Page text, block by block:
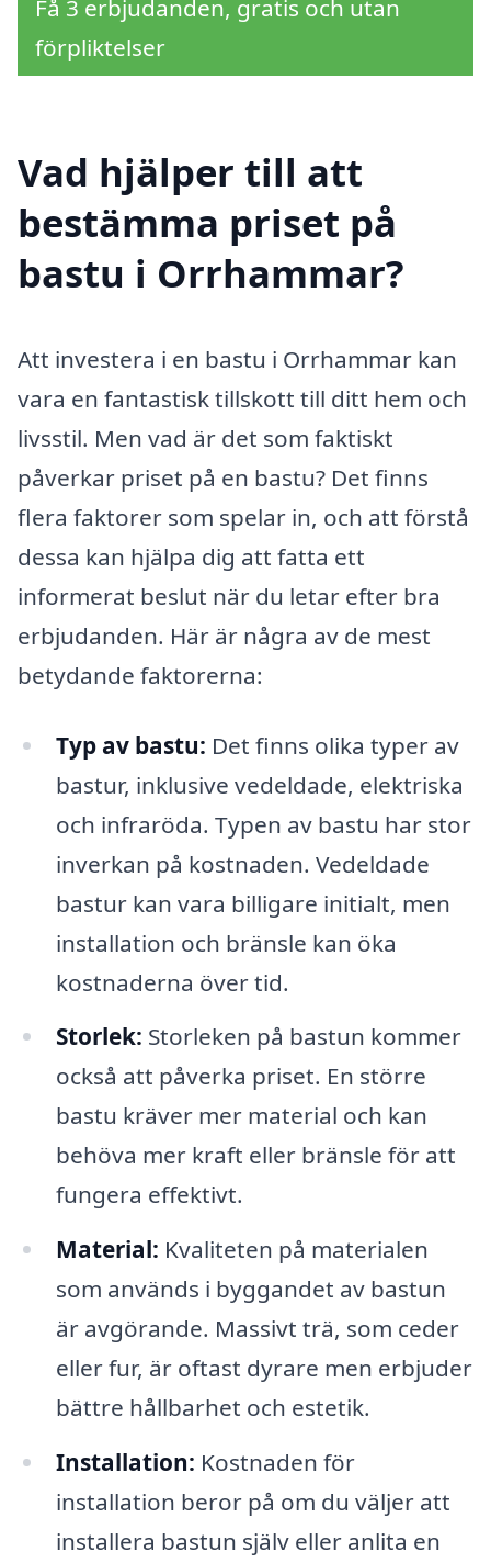
Få 3 erbjudanden, gratis och utan
förpliktelser
Vad hjälper till att
bestämma priset på
bastu i Orrhammar?
Att investera i en bastu i Orrhammar kan
vara en fantastisk tillskott till ditt hem och
livsstil. Men vad är det som faktiskt
påverkar priset på en bastu? Det finns
flera faktorer som spelar in, och att förstå
dessa kan hjälpa dig att fatta ett
informerat beslut när du letar efter bra
erbjudanden. Här är några av de mest
betydande faktorerna:
Typ av bastu: Det finns olika typer av
bastur, inklusive vedeldade, elektriska
och infraröda. Typen av bastu har stor
inverkan på kostnaden. Vedeldade
bastur kan vara billigare initialt, men
installation och bränsle kan öka
kostnaderna över tid.
Storlek: Storleken på bastun kommer
också att påverka priset. En större
bastu kräver mer material och kan
behöva mer kraft eller bränsle för att
fungera effektivt.
Material: Kvaliteten på materialen
som används i byggandet av bastun
är avgörande. Massivt trä, som ceder
eller fur, är oftast dyrare men erbjuder
bättre hållbarhet och estetik.
Installation: Kostnaden för
installation beror på om du väljer att
installera bastun själv eller anlita en